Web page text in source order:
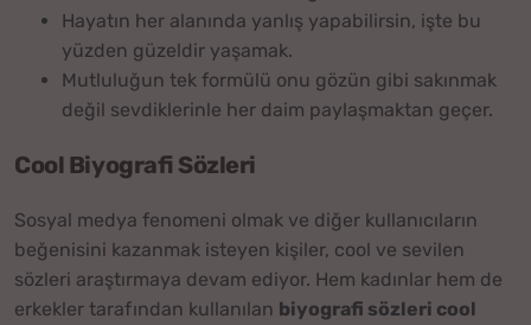
Hayatın her alanında yanlış yapabilirsin, işte bu
yüzden güzeldir yaşamak.
Mutluluğun tek formülü onu gözün gibi sakınmak
değil sevdiklerinle her daim paylaşmaktan geçer.
Cool Biyografi Sözleri
Sosyal medya fenomeni olmak ve diğer kullanıcıların
beğenisini kazanmak isteyen kişiler, cool ve sevilen
sözleri araştırmaya devam ediyor. Hem kadınlar hem de
erkekler tarafından kullanılan biyografi sözleri cool